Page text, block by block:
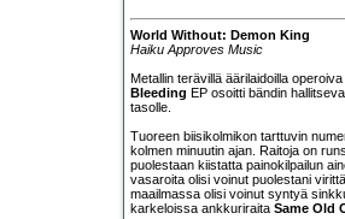
World Without: Demon King
Haiku Approves Music
Metallin terävillä äärilaidoilla operoiva
Bleeding EP osoitti bändin
tasolle.
Tuoreen biisikolmikon tarttuvin
kolmen minuutin ajan. Raitoja on
puolestaan kiistatta painokilpailun
vasaroita olisi voinut puolestani
maailmassa olisi voinut syntyä
karkeloissa ankkuriraita Same Old